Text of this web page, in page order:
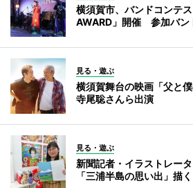
横須賀市、バンドコンテ
AWARD」開催 参加バン
見る・遊ぶ
横須賀舞台の映画「父と
寺尾聡さんら出演
見る・遊ぶ
新聞記者・イラストレー
「三浦半島の思い出」描く